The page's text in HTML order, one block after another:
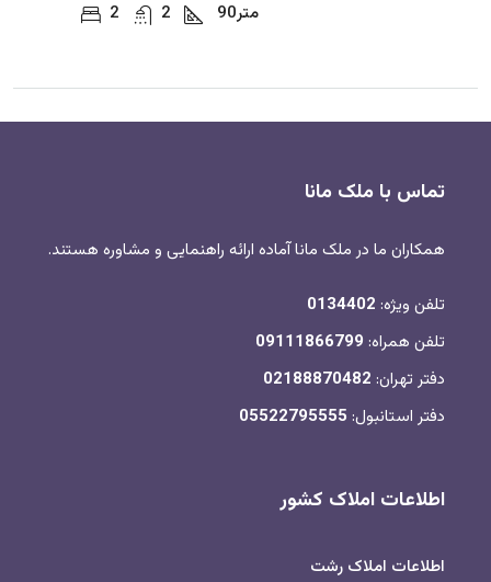
2
2 90متر
تماس با ملک مانا
همکاران ما در ملک مانا آماده ارائه راهنمایی و مشاوره هستند.
تلفن ویژه: 0134402
تلفن همراه: 09111866799
دفتر تهران: 02188870482
دفتر استانبول: 05522795555
اطلاعات املاک کشور
اطلاعات املاک رشت